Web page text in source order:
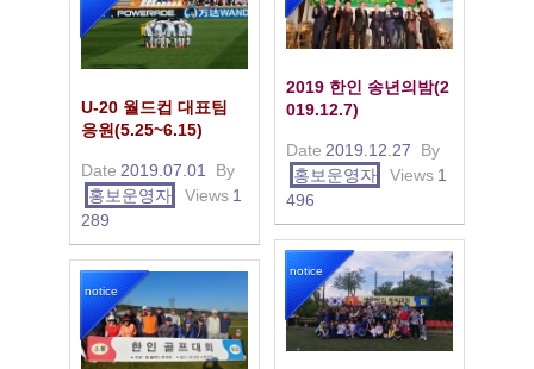
2019 한인 송년의밤(2
019.12.7)
Date 2019.12.27
By
홍보운영자
Views 1
496
U-20 월드컵 대표팀
응원(5.25~6.15)
Date 2019.07.01
By
홍보운영자
Views 1
289
notice
notice